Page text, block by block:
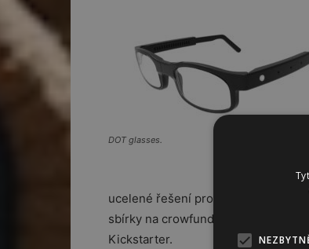
DOT glasses.
ucelené řešení pro globální
sbírky na crowfundingovém
Kickstarter.